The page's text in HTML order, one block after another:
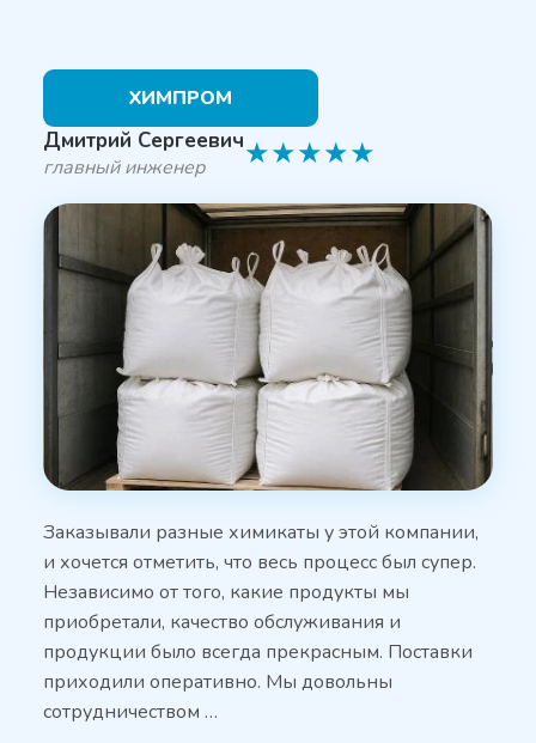
ХИМПРОМ
Дмитрий Сергеевич
главный инженер ★★★★★
Заказывали разные химикаты у этой компании,
и хочется отметить, что весь процесс был супер.
Независимо от того, какие продукты мы
приобретали, качество обслуживания и
продукции было всегда прекрасным. Поставки
приходили оперативно. Мы довольны
сотрудничеством …